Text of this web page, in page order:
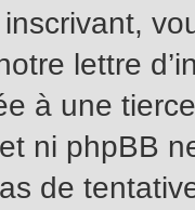
lettre
à une
ni phpBB
de